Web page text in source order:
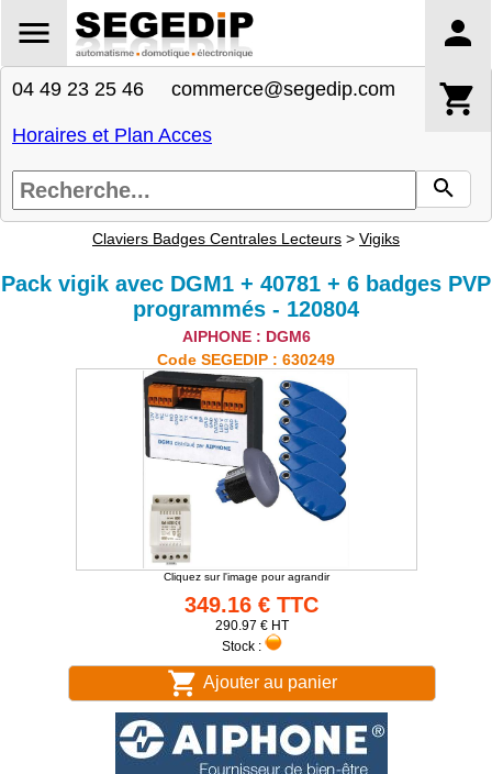
04 49 23 25 46 commerce@segedip.com
Horaires et Plan Acces
Claviers Badges Centrales Lecteurs > Vigiks
Pack vigik avec DGM1 + 40781 + 6 badges PVP
programmés - 120804
AIPHONE : DGM6
Code SEGEDIP : 630249
Cliquez sur l'image pour agrandir
349.16 € TTC
290.97 € HT
Stock :
Ajouter au panier